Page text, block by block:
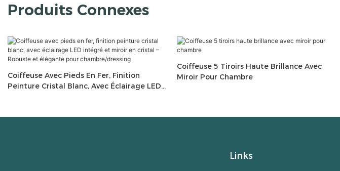
Produits Connexes
Coiffeuse Avec Pieds En Fer, Finition
Peinture Cristal Blanc, Avec Éclairage LED
Coiffeuse 5 Tiroirs Haute Brillance Avec
Miroir Pour Chambre
Links